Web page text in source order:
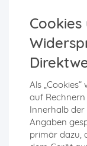
Cookies
Als
auf
Innerhalb
Angaben
primär dazu,